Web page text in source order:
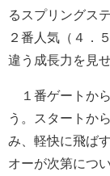
るスプリングス
２番人気（４．
違う成長力を見せ
１番ゲートか
う。スタートか
み、軽快に飛ば
オーが次第につ